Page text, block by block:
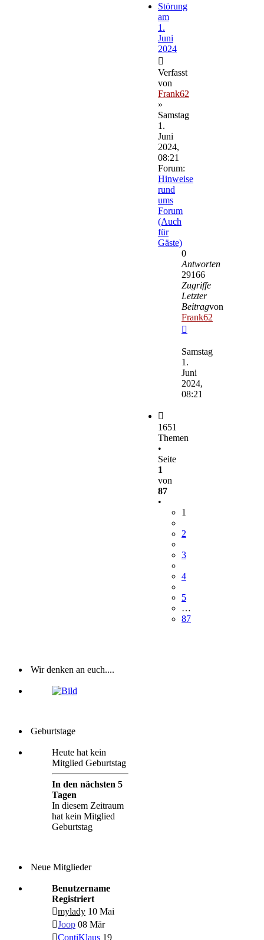
Störung
am
1.
Juni
2024
Verfasst
von
Frank62
»
Samstag
1.
Juni
2024,
08:21
Forum:
Hinweise
rund
ums
Forum
(Auch
für
Gäste)
0
Antworten
29166
Zugriffe
Letzter
Beitragvon
Frank62
Beitrag
Samstag
1.
Juni
2024,
08:21
1651
Themen
•
Seite
1
von
87
•
1
2
3
4
5
…
87
Wir denken an euch....
Geburtstage
Heute hat kein
Mitglied Geburtstag
In den nächsten 5
Tagen
In diesem Zeitraum
hat kein Mitglied
Geburtstag
Neue Mitglieder
Benutzername
Registriert
mylady 10 Mai
Joop 08 Mär
ContiKlaus 19